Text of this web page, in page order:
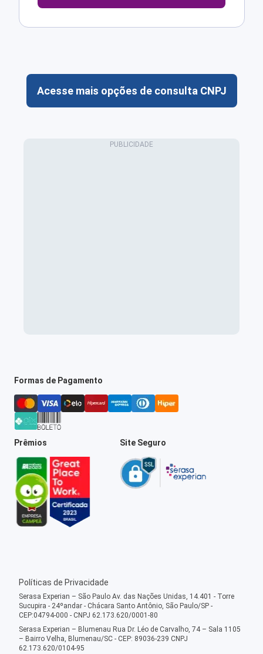
Acesse mais opções de consulta CNPJ
Formas de Pagamento
Prêmios Site Seguro
Políticas de Privacidade
Serasa Experian – São Paulo Av. das Nações Unidas, 14.401 - Torre
Sucupira - 24ºandar - Chácara Santo Antônio, São Paulo/SP -
CEP:04794-000 - CNPJ 62.173.620/0001-80
Serasa Experian – Blumenau Rua Dr. Léo de Carvalho, 74 – Sala 1105
– Bairro Velha, Blumenau/SC - CEP: 89036-239 CNPJ
62.173.620/0104-95